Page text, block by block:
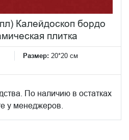
Калейдоскоп бордо
плитка
Размер: 20*20 см
По наличию в остатках
у менеджеров.